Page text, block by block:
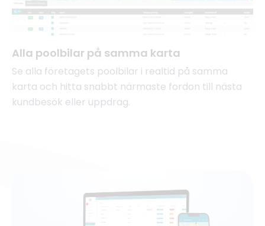
Alla poolbilar på samma karta
Se alla företagets poolbilar i realtid på samma
karta och hitta snabbt närmaste fordon till nästa
kundbesök eller uppdrag.